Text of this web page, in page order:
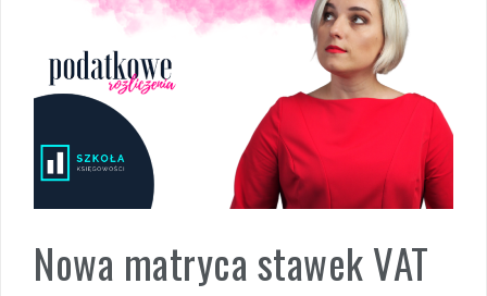
Nowa matryca stawek VAT